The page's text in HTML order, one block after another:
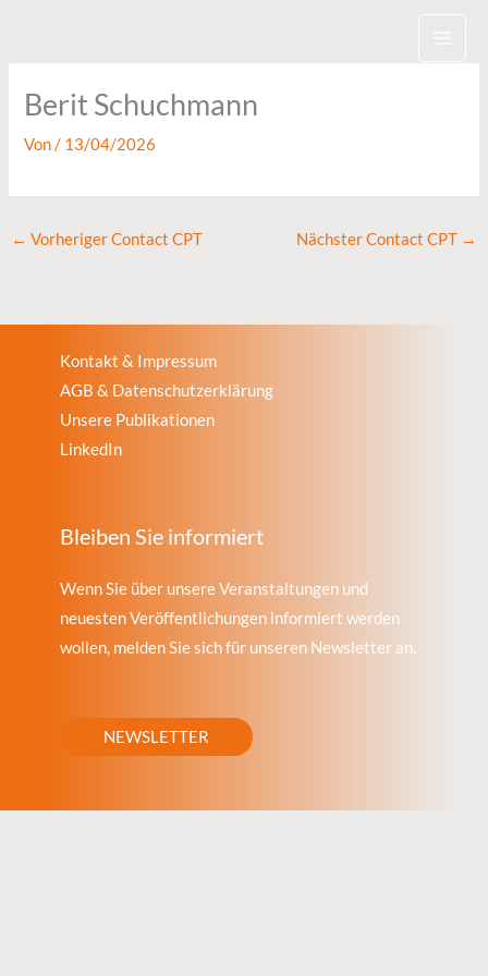
Berit Schuchmann
Von/ 13/04/2026
← Vorheriger Contact CPT Nächster Contact CPT →
Kontakt & Impressum
AGB & Datenschutzerklärung
Unsere Publikationen
LinkedIn
Bleiben Sie informiert
Wenn Sie über unsere Veranstaltungen und
neuesten Veröffentlichungen informiert werden
wollen, melden Sie sich für unseren Newsletter an.
NEWSLETTER